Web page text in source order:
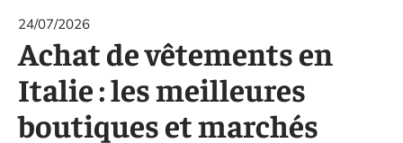
24/07/2026
Achat de vêtements en
Italie : les meilleures
boutiques et marchés